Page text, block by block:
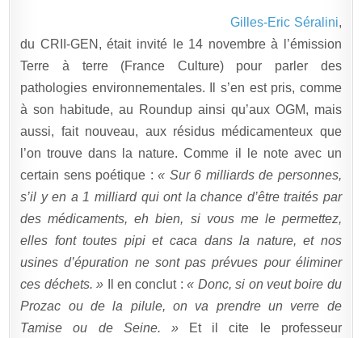
exiger
l’interdiction
de
la
?
Gilles-Eric Séralini,
du CRII-GEN, était invité le 14 novembre à l’émission
Terre à terre (France Culture) pour parler des
pathologies environnementales. Il s’en est pris, comme
à son habitude, au Roundup ainsi qu’aux OGM, mais
aussi, fait nouveau, aux résidus médicamenteux que
l’on trouve dans la nature. Comme il le note avec un
certain sens poétique :« Sur 6 milliards de personnes,
s’il y en a 1 milliard qui ont la chance d’être traités par
des médicaments, eh bien, si vous me le permettez,
elles font toutes pipi et caca dans la nature, et nos
usines d’épuration ne sont pas prévues pour éliminer
ces déchets. » Il en conclut :« Donc, si on veut boire du
Prozac ou de la pilule, on va prendre un verre de
Tamise ou de Seine. »Et il cite le professeur